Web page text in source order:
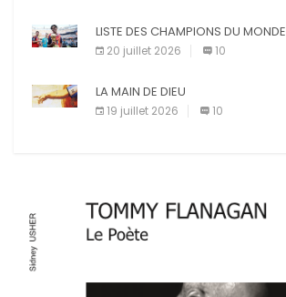
LISTE DES CHAMPIONS DU MONDE
20 juillet 2026 10
LA MAIN DE DIEU
19 juillet 2026 10